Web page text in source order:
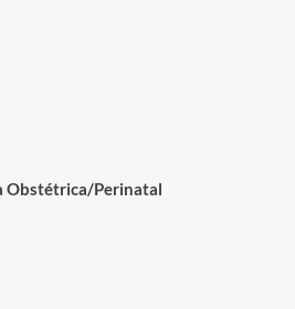
Obstétrica/Perinatal